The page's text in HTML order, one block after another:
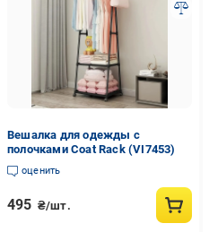
Вешалка для одежды с
полочками Coat Rack (VI7453)
оценить
495 ₴/шт.